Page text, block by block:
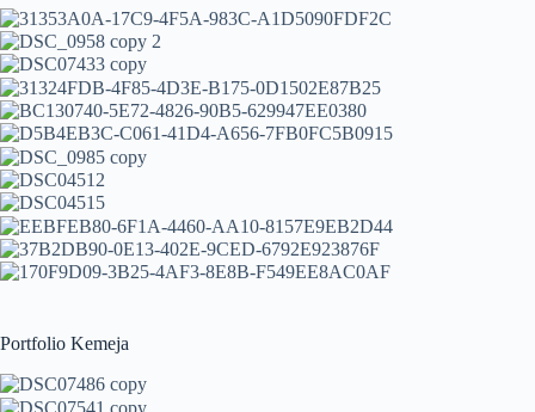
Portfolio Kemeja